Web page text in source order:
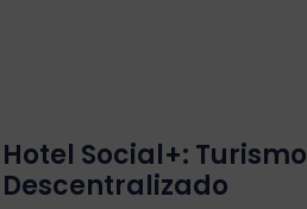
Hotel Social+: Turismo
Descentralizado